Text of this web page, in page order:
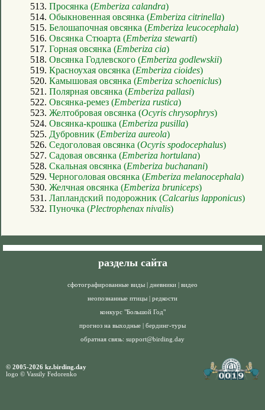
513. Просянка (Emberiza calandra)
514. Обыкновенная овсянка (Emberiza citrinella)
515. Белошапочная овсянка (Emberiza leucocephala)
516. Овсянка Стюарта (Emberiza stewarti)
517. Горная овсянка (Emberiza cia)
518. Овсянка Годлевского (Emberiza godlewskii)
519. Красноухая овсянка (Emberiza cioides)
520. Камышовая овсянка (Emberiza schoeniclus)
521. Полярная овсянка (Emberiza pallasi)
522. Овсянка-ремез (Emberiza rustica)
523. Желтобровая овсянка (Ocyris chrysophrys)
524. Овсянка-крошка (Emberiza pusilla)
525. Дубровник (Emberiza aureola)
526. Седоголовая овсянка (Ocyris spodocephalus)
527. Садовая овсянка (Emberiza hortulana)
528. Скальная овсянка (Emberiza buchanani)
529. Черноголовая овсянка (Emberiza melanocephala)
530. Желчная овсянка (Emberiza bruniceps)
531. Лапландский подорожник (Calcarius lapponicus)
532. Пуночка (Plectrophenax nivalis)
разделы сайта
сфотографированные виды | дневники | видео
неопознанные птицы | редкости
конкурс "Большой Год"
прогноз на выходные | бердинг-туры
обратная связь: support@birding.day
© 2005-2026 kz.birding.day
logo © Vassily Fedorenko